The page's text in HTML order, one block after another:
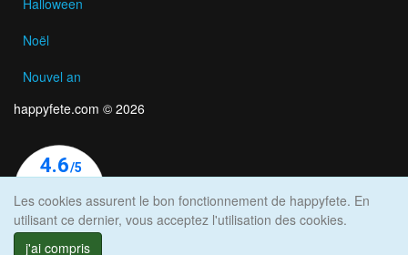
Noël
Nouvel an
happyfete.com © 2026
Les cookies assurent le bon fonctionnement de happyfete. En
utilisant ce dernier, vous acceptez l'utilisation des cookies.
j'ai compris